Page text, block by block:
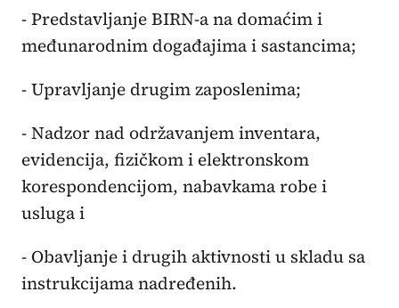
- Predstavljanje BIRN-a na domaćim i
međunarodnim događajima i sastancima;
- Upravljanje drugim zaposlenima;
- Nadzor nad održavanjem inventara,
evidencija, fizičkom i elektronskom
korespondencijom, nabavkama robe i
usluga i
- Obavljanje i drugih aktivnosti u skladu sa
instrukcijama nadređenih.